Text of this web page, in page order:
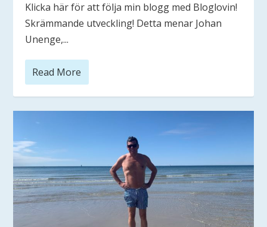
Klicka här för att följa min blogg med Bloglovin!
Skrämmande utveckling! Detta menar Johan
Unenge,...
Read More